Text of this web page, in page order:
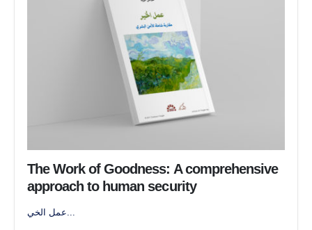
The Work of Goodness: A comprehensive
approach to human security
عمل الخي...